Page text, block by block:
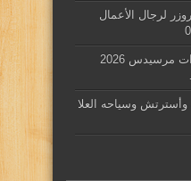
لرجال الأعمال
العلا ليمو لتأجير احدث سيارات مرسيدس 2026
وأسترتش وسياحه العلا